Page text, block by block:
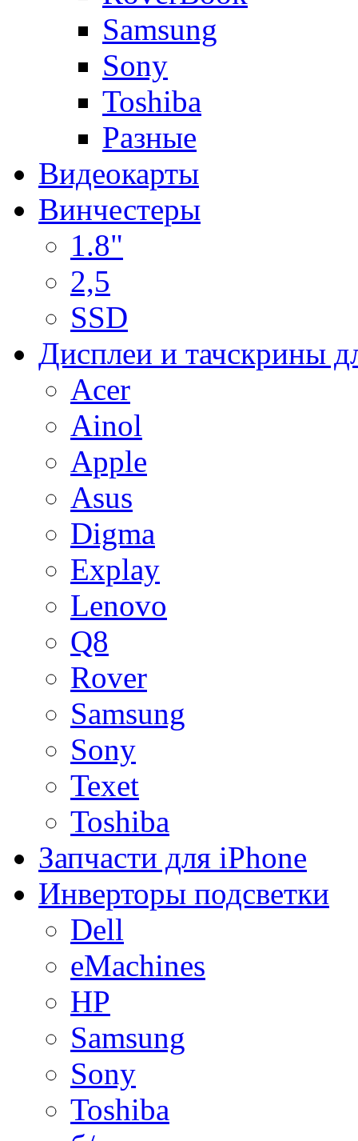
Samsung
Sony
Toshiba
Разные
Видеокарты
Винчестеры
1.8"
2,5
SSD
Дисплеи и тачскрины
Acer
Ainol
Apple
Asus
Digma
Explay
Lenovo
Q8
Rover
Samsung
Sony
Texet
Toshiba
Запчасти для iPhone
Инверторы подсветки
Dell
eMachines
HP
Samsung
Sony
Toshiba